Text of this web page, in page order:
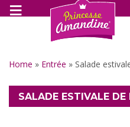
Home » Entrée » Salade
SALADE ESTIVALE DE